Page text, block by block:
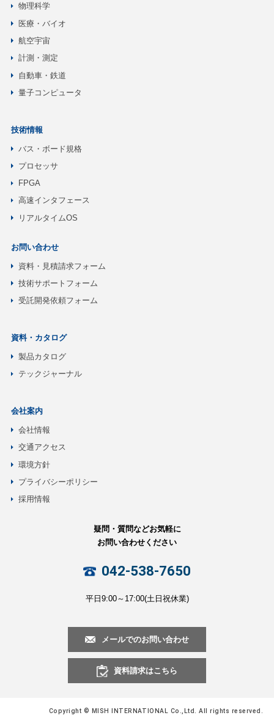
物理科学
医療・バイオ
航空宇宙
計測・測定
自動車・鉄道
量子コンピュータ
技術情報
バス・ボード規格
プロセッサ
FPGA
高速インタフェース
リアルタイムOS
お問い合わせ
資料・見積請求フォーム
技術サポートフォーム
受託開発依頼フォーム
資料・カタログ
製品カタログ
テックジャーナル
会社案内
会社情報
交通アクセス
環境方針
プライバシーポリシー
採用情報
疑問・質問などお気軽に
お問い合わせください
042-538-7650
平日9:00～17:00(土日祝休業)
メールでのお問い合わせ
資料請求はこちら
Copyright © MISH INTERNATIONAL Co.,Ltd. All rights reserved.